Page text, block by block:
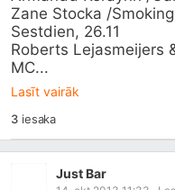
Zane Stocka /
Sestdien, 26.11
Roberts Lejasmeijers
MC...
Lasīt vairāk
3iesaka
Just Bar